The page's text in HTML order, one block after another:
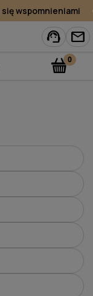
wspomnieniami
support_agent mail